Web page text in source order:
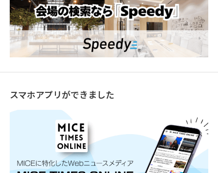
スマホアプリができました